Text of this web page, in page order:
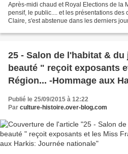
Après-midi chaud et Royal Elections de la
pensif, le public.... et les présentations des
Claire, s'est abstenue dans les derniers jours.... Images...
25 - Salon de l'habitat &
beauté " reçoit exposants
Région... -Hommage aux Harkis: Journée
Publié le 25/09/2015 à 12:22
Par culture-histoire.over-blog.com